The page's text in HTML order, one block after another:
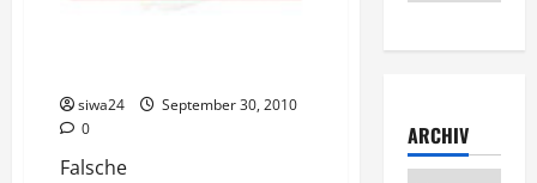
siwa24
September 30, 2010
0
Falsche
ARCHIV